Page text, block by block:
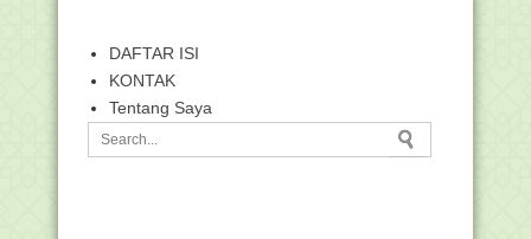
DAFTAR ISI
KONTAK
Tentang Saya